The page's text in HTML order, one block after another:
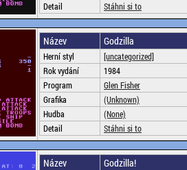
Detail
Stáhni si to
Název Godzilla
Herní styl
[uncategorized]
Rok vydání
1984
Program
Glen Fisher
Grafika
(Unknown)
Hudba
(None)
Detail
Stáhni si to
Název Godzilla!